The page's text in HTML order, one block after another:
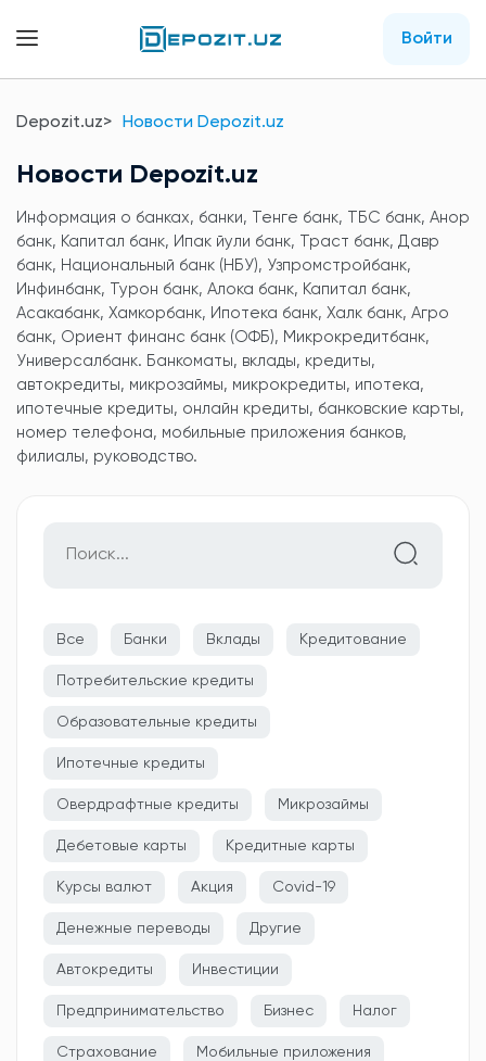
Войти
Depozit.uz Новости Depozit.uz
Новости Depozit.uz
Информация о банках, банки, Тенге банк, ТБС банк, Анор
банк, Капитал банк, Ипак йули банк, Траст банк, Давр
банк, Национальный банк (НБУ), Узпромстройбанк,
Инфинбанк, Турон банк, Алока банк, Капитал банк,
Асакабанк, Хамкорбанк, Ипотека банк, Халк банк, Агро
банк, Ориент финанс банк (ОФБ), Микрокредитбанк,
Универсалбанк. Банкоматы, вклады, кредиты,
автокредиты, микрозаймы, микрокредиты, ипотека,
ипотечные кредиты, онлайн кредиты, банковские карты,
номер телефона, мобильные приложения банков,
филиалы, руководство.
Все Банки Вклады Кредитование
Потребительские кредиты
Образовательные кредиты
Ипотечные кредиты
Овердрафтные кредиты Микрозаймы
Дебетовые карты Кредитные карты
Курсы валют Акция Covid-19
Денежные переводы Другие
Автокредиты Инвестиции
Предпринимательство Бизнес Налог
Страхование Мобильные приложения